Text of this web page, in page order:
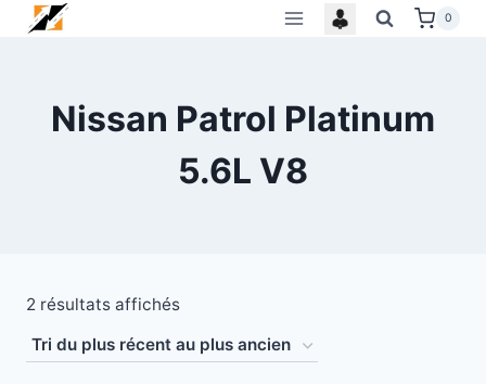
Skip
0
Nissan Patrol Platinum
5.6L V8
2 résultats affichésTrié
du
plus